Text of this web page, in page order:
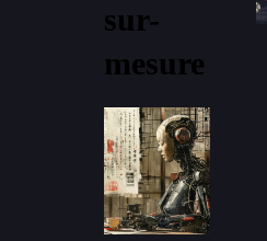
sur-
mesure